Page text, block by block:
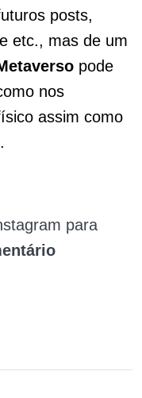
posts,
etc., mas de um
pode
nos
assim como
para